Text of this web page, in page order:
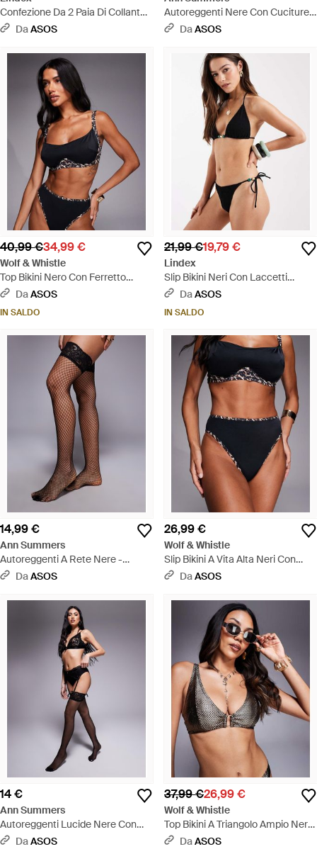
Confezione Da 2 Paia Di Collant
40 Denari Neri - Nero
DaASOS
Autoreggenti Nere Con Cuciture
A Vista E Parte Superiore Tinta
DaASOS
40,99 €34,99 €
Wolf & Whistle
Top Bikini Nero Con Ferretto
Nascosto E Stampa Leopardata
DaASOS
IN SALDO
21,99 €19,79 €
Lindex
Slip Bikini Neri Con Laccetti
Laterali - Neutro
DaASOS
IN SALDO
14,99 €
Ann Summers
Autoreggenti A Rete Nere -
Marrone
DaASOS
26,99 €
Wolf & Whistle
Slip Bikini A Vita Alta Neri Con
Bordi Leopardati A Contrasto - Blu
DaASOS
14 €
Ann Summers
Autoreggenti Lucide Nere Con
Top - Nero
DaASOS
37,99 €26,99 €
Wolf & Whistle
Top Bikini A Triangolo Ampio Nero
Con Dettaglio - Nero
DaASOS